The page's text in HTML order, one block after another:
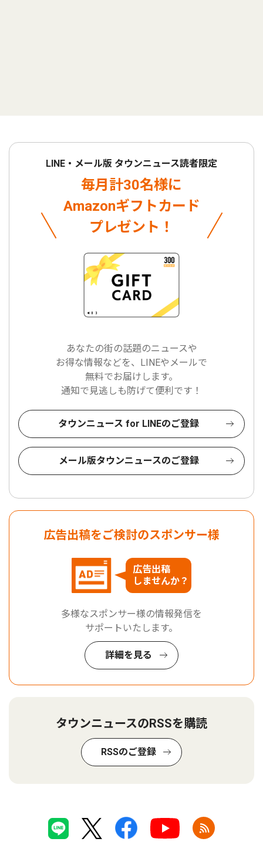
LINE・メール版 タウンニュース読者限定
毎月計30名様に
Amazonギフトカード
プレゼント！
あなたの街の話題のニュースや
お得な情報などを、LINEやメールで
無料でお届けします。
通知で見逃しも防げて便利です！
タウンニュース for LINEのご登録
メール版タウンニュースのご登録
広告出稿をご検討のスポンサー様
広告出稿
しませんか？
多様なスポンサー様の情報発信を
サポートいたします。
詳細を見る
タウンニュースのRSSを購読
RSSのご登録